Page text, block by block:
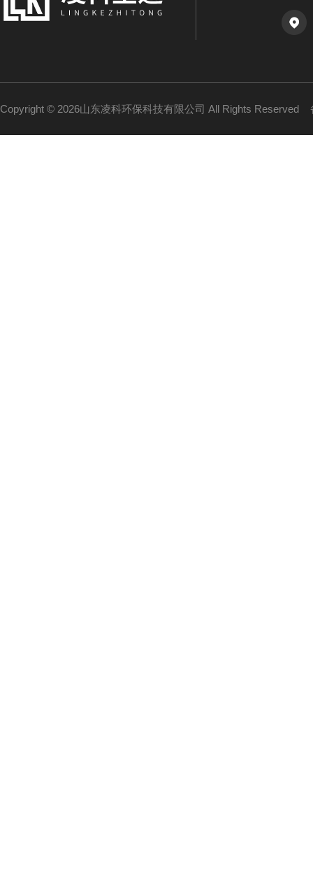
Copyright © 2026山东凌科环保科技有限公司 All Rights Reserved